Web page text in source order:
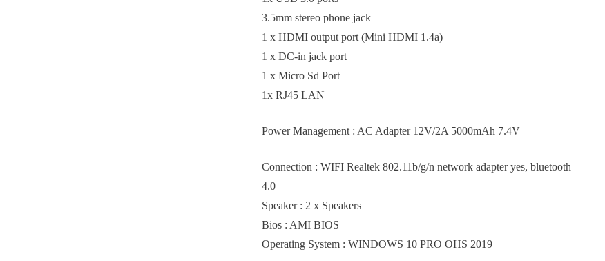
3.5mm stereo phone jack
1 x HDMI output port (Mini HDMI 1.4a)
1 x DC-in jack port
1 x Micro Sd Port
1x RJ45 LAN
Power Management : AC Adapter 12V/2A 5000mAh 7.4V
Connection : WIFI Realtek 802.11b/g/n network adapter yes, bluetooth
4.0
Speaker : 2 x Speakers
Bios : AMI BIOS
Operating System : WINDOWS 10 PRO OHS 2019